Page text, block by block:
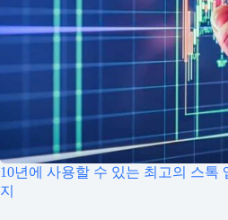
10년에 사용할 수 있는 최고의 스톡
지